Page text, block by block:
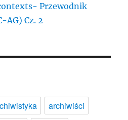
Przewodnik
AG) Cz. 2
archiwiści